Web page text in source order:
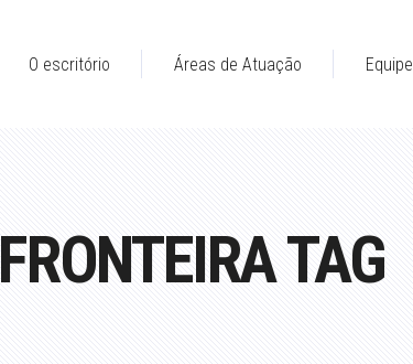
O escritório Áreas de Atuação Equipe
FRONTEIRA TAG